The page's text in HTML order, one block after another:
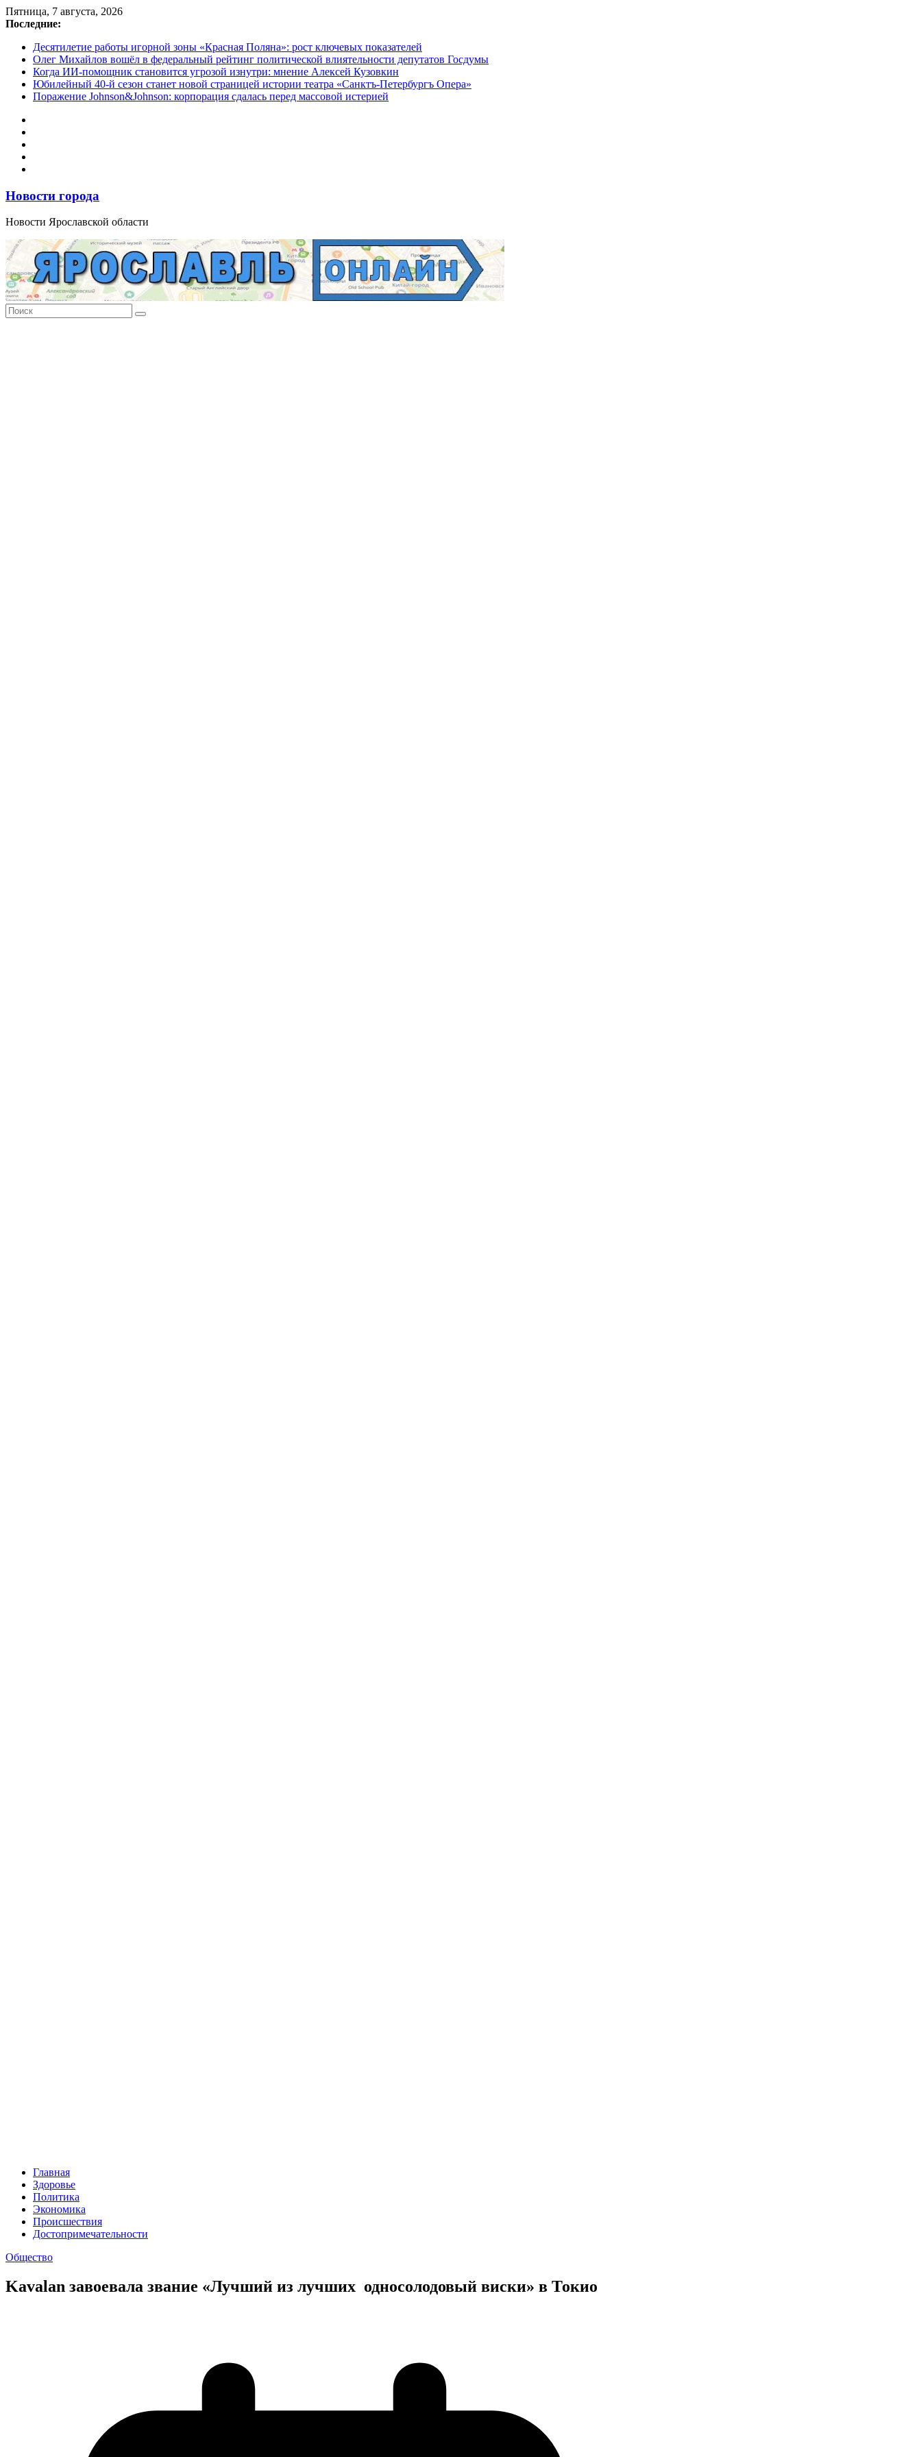
Перейти
к
Пятница, 7 августа, 2026
Последние:
Десятилетие работы игорной зоны «Красная Поляна»: рост ключевых показателей
Олег Михайлов вошёл в федеральный рейтинг политической влиятельности депутатов Госдумы
Когда ИИ-помощник становится угрозой изнутри: мнение Алексей Кузовкин
Юбилейный 40-й сезон станет новой страницей истории театра «Санктъ-Петербургъ Опера»
Поражение Johnson&Johnson: корпорация сдалась перед массовой истерией
Новости города
Новости Ярославской области
Главная
Здоровье
Политика
Экономика
Происшествия
Достопримечательности
Общество
Kavalan завоевала звание «Лучший из лучших односолодовый виски» в Токио